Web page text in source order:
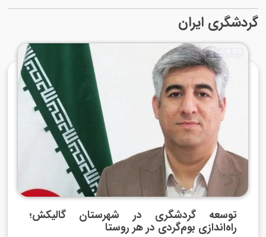
گردشگری ایران
توسعه گردشگری در شهرستان گالیکش؛
راه‌اندازی بوم‌گردی در هر روستا